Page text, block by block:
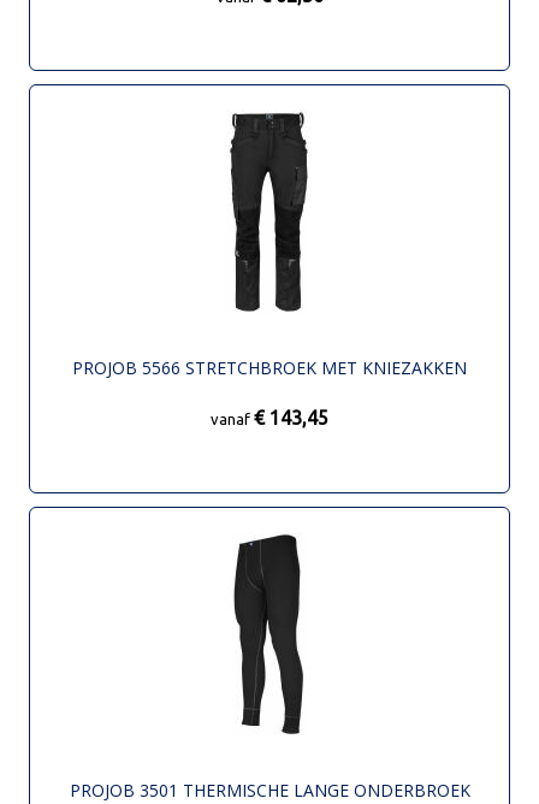
PROJOB 5566 STRETCHBROEK MET KNIEZAKKEN
vanaf € 143,45
PROJOB 3501 THERMISCHE LANGE ONDERBROEK